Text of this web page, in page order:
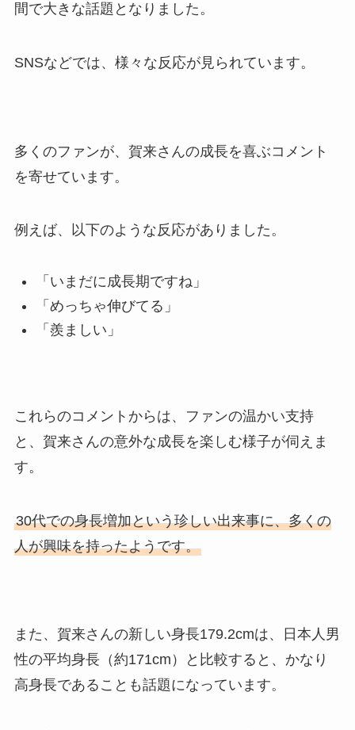
間で大きな話題となりました。
SNSなどでは、様々な反応が見られています。
多くのファンが、賀来さんの成長を喜ぶコメント
を寄せています。
例えば、以下のような反応がありました。
「いまだに成長期ですね」
「めっちゃ伸びてる」
「羨ましい」
これらのコメントからは、ファンの温かい支持
と、賀来さんの意外な成長を楽しむ様子が伺えま
す。
30代での身長増加という珍しい出来事に、多くの
人が興味を持ったようです。
また、賀来さんの新しい身長179.2cmは、日本人男
性の平均身長（約171cm）と比較すると、かなり
高身長であることも話題になっています。